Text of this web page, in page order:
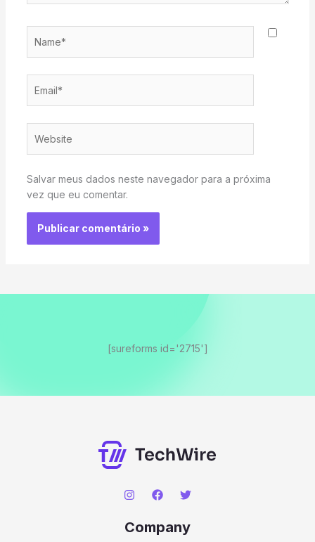
Salvar meus dados neste navegador para a próxima
vez que eu comentar.
[sureforms id='2715']
Company